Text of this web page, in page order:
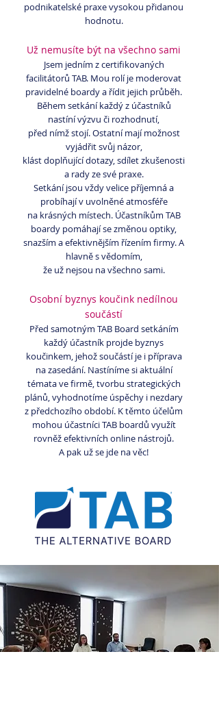
podnikatelské praxe vysokou přidanou
hodnotu.
Už nemusíte být na všechno sami
Jsem jedním z certifikovaných
facilitátorů TAB. Mou rolí je moderovat
pravidelné boardy a řídit jejich průběh.
Během setkání každý z účastníků
nastíní výzvu či rozhodnutí,
před nímž stojí. Ostatní mají možnost
vyjádřit svůj názor,
klást doplňující dotazy, sdílet zkušenosti
a rady ze své praxe.
Setkání jsou vždy velice příjemná a
probíhají v uvolněné atmosféře
na krásných místech. Účastníkům TAB
boardy pomáhají se změnou optiky,
snazším a efektivnějším řízením firmy. A
hlavně s vědomím,
že už nejsou na všechno sami.
Osobní byznys koučink nedílnou
součástí
Před samotným TAB Board setkáním
každý účastník projde byznys
koučinkem, jehož součástí je i příprava
na zasedání. Nastíníme si aktuální
témata ve firmě, tvorbu strategických
plánů, vyhodnotíme úspěchy i nezdary
z předchozího období. K těmto účelům
mohou účastníci TAB boardů využít
rovněž efektivních online nástrojů.
A pak už se jde na věc!